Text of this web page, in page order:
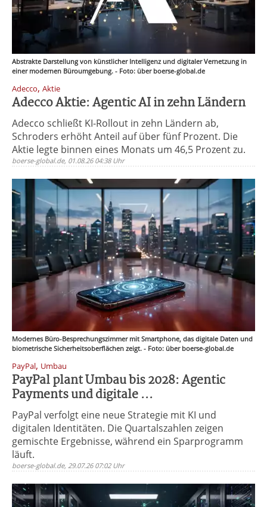
Abstrakte Darstellung von künstlicher Intelligenz und digitaler Vernetzung in
einer modernen Büroumgebung. - Foto: über boerse-global.de
Adecco, Aktie
Adecco Aktie: Agentic AI in zehn Ländern
Adecco schließt KI-Rollout in zehn Ländern ab,
Schroders erhöht Anteil auf über fünf Prozent. Die
Aktie legte binnen eines Monats um 46,5 Prozent zu.
boerse-global.de, 01.08.26 04:38 Uhr
Modernes Büro-Besprechungszimmer mit Smartphone, das digitale Daten und
biometrische Sicherheitsoberflächen zeigt. - Foto: über boerse-global.de
PayPal, Umbau
PayPal plant Umbau bis 2028: Agentic
Payments und digitale ...
PayPal verfolgt eine neue Strategie mit KI und
digitalen Identitäten. Die Quartalszahlen zeigen
gemischte Ergebnisse, während ein Sparprogramm
läuft.
boerse-global.de, 29.07.26 07:02 Uhr